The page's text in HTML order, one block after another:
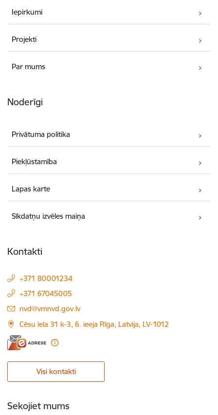
Iepirkumi
Projekti
Par mums
Noderīgi
Privātuma politika
Piekļūstamība
Lapas karte
Sīkdatņu izvēles maiņa
Kontakti
+371 80001234
+371 67045005
E-pasts:
nvd@vmnvd.gov.lv
Cēsu iela 31 k-3, 6. ieeja Rīga, Latvija, LV-1012
Visi kontakti
Sekojiet mums